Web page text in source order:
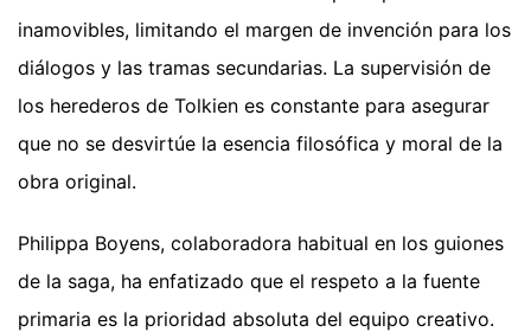
inamovibles, limitando el margen de invención para los
diálogos y las tramas secundarias. La supervisión de
los herederos de Tolkien es constante para asegurar
que no se desvirtúe la esencia filosófica y moral de la
obra original.
Philippa Boyens, colaboradora habitual en los guiones
de la saga, ha enfatizado que el respeto a la fuente
primaria es la prioridad absoluta del equipo creativo.